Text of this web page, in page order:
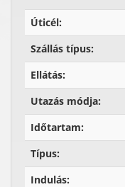
Úticél:
Szállás típus:
Ellátás:
Utazás módja:
Időtartam:
Típus:
Indulás: